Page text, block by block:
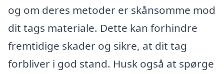
og om deres metoder er skånsomme mod
dit tags materiale. Dette kan forhindre
fremtidige skader og sikre, at dit tag
forbliver i god stand. Husk også at spørge